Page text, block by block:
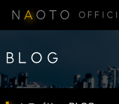
N A OTO
BLOG